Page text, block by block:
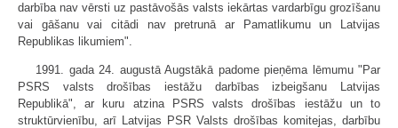
darbība nav vērsti uz pastāvošās valsts iekārtas vardarbīgu grozīšanu
vai gāšanu vai citādi nav pretrunā ar Pamatlikumu un Latvijas
Republikas likumiem".
1991. gada 24. augustā Augstākā padome pieņēma lēmumu "Par
PSRS valsts drošības iestāžu darbības izbeigšanu Latvijas
Republikā", ar kuru atzina PSRS valsts drošības iestāžu un to
struktūrvienību, arī Latvijas PSR Valsts drošības komitejas, darbību